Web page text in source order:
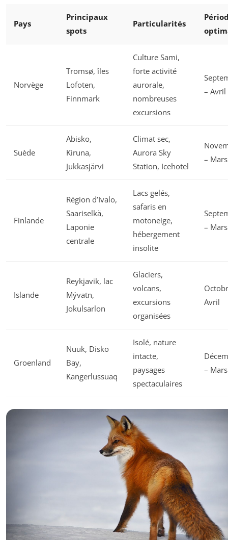
Pays
Principaux
spots
Particularités
Norvège
Tromsø, îles
Lofoten,
Finnmark
Culture Sami,
forte activité
aurorale,
nombreuses
excursions
– Avril
Suède
Abisko,
Kiruna,
Jukkasjärvi
Climat sec,
Aurora Sky
Station, Icehotel
– Mars
Finlande
Région d’Ivalo,
Saariselkä,
Laponie
centrale
Lacs gelés,
safaris en
motoneige,
hébergement
insolite
– Mars
Islande
Reykjavik, lac
Mývatn,
Jokulsarlon
Glaciers,
volcans,
excursions
organisées
Avril
Groenland
Nuuk, Disko
Bay,
Kangerlussuaq
Isolé, nature
intacte,
paysages
spectaculaires
– Mars